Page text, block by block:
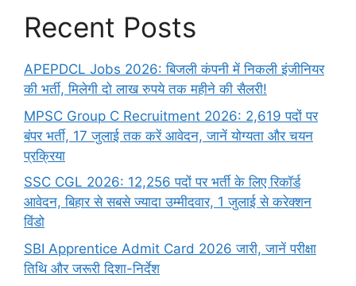
Recent Posts
APEPDCL Jobs 2026: बिजली कंपनी में निकली इंजीनियर
की भर्ती, मिलेगी दो लाख रुपये तक महीने की सैलरी!
MPSC Group C Recruitment 2026: 2,619 पदों पर
बंपर भर्ती, 17 जुलाई तक करें आवेदन, जानें योग्यता और चयन
प्रक्रिया
SSC CGL 2026: 12,256 पदों पर भर्ती के लिए रिकॉर्ड
आवेदन, बिहार से सबसे ज्यादा उम्मीदवार, 1 जुलाई से करेक्शन
विंडो
SBI Apprentice Admit Card 2026 जारी, जानें परीक्षा
तिथि और जरूरी दिशा-निर्देश